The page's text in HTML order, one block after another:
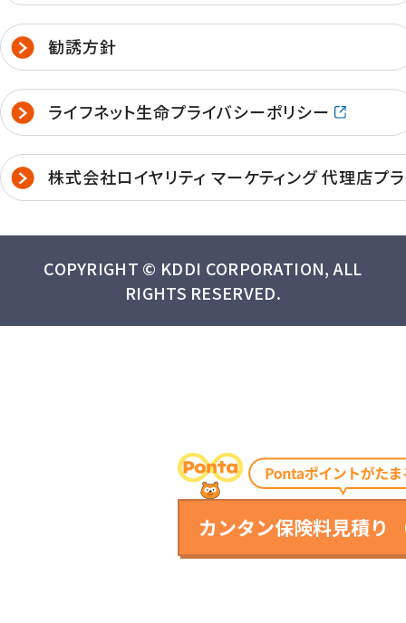
勧誘方針
ライフネット生命プライバシーポリシー
株式会社ロイヤリティ マーケティング 代理店プ
COPYRIGHT © KDDI CORPORATION, ALL
RIGHTS RESERVED.
カンタン保険料見積り